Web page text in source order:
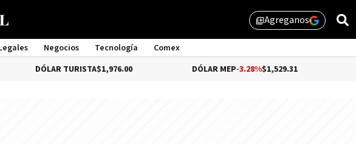
library_addAgreganos
Negocios Tecnología
Comex
DÓLAR TURISTA $1,976.00 DÓLAR MEP-3.28%$1,529.31